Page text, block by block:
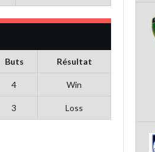
Buts Résultat
4 Win
3 Loss